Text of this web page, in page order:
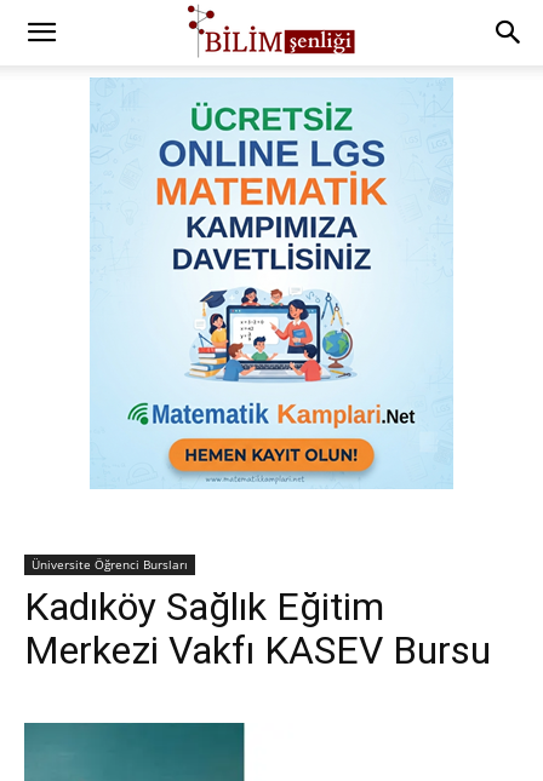
Üniversite Öğrenci Bursları
Kadıköy Sağlık Eğitim
Merkezi Vakfı KASEV Bursu